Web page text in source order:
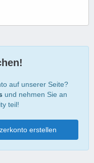
auf unserer Seite?
und nehmen Sie an
teil!
erstellen